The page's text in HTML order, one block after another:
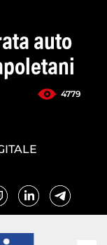
auto
4779